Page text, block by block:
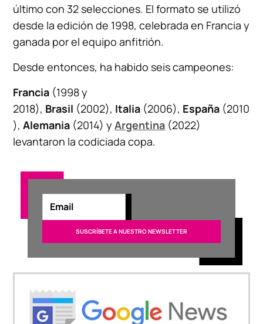
último con 32 selecciones. El formato se utilizó
desde la edición de 1998, celebrada en Francia y
ganada por el equipo anfitrión.
Desde entonces, ha habido seis campeones:
Francia (1998 y
2018), Brasil (2002), Italia (2006), España (2010
),Alemania (2014) yArgentina (2022)
levantaron la codiciada copa.